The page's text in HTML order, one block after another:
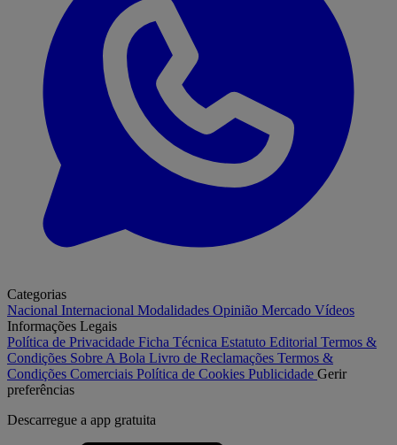
Categorias
Nacional Internacional Modalidades Opinião Mercado Vídeos
Informações Legais
Política de Privacidade Ficha Técnica Estatuto Editorial Termos &
Condições Sobre A Bola Livro de Reclamações Termos &
Condições Comerciais Política de Cookies Publicidade Gerir
preferências
Descarregue a app gratuita